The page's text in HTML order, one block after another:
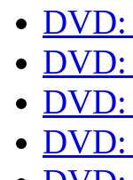
DVD:
DVD:
DVD:
DVD: